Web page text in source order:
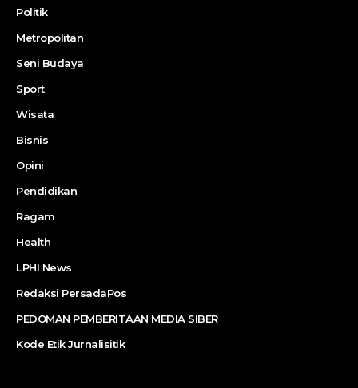
Politik
Metropolitan
Seni Budaya
Sport
Wisata
Bisnis
Opini
Pendidikan
Ragam
Health
LPHI News
Redaksi PersadaPos
PEDOMAN PEMBERITAAN MEDIA SIBER
Kode Etik Jurnalisitik